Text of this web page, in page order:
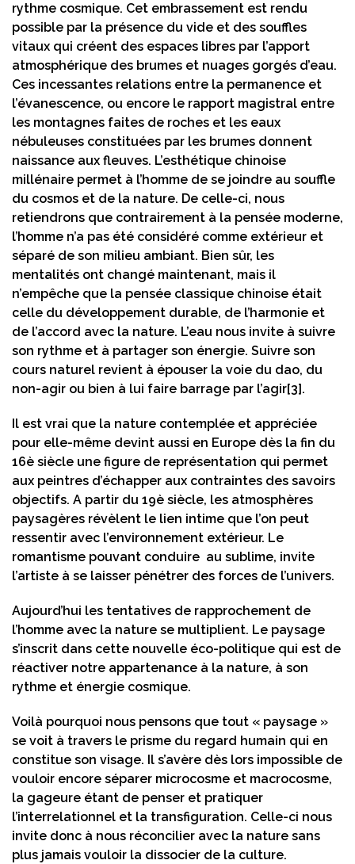
rythme cosmique. Cet embrassement est rendu
possible par la présence du vide et des souffles
vitaux qui créent des espaces libres par l’apport
atmosphérique des brumes et nuages gorgés d’eau.
Ces incessantes relations entre la permanence et
l’évanescence, ou encore le rapport magistral entre
les montagnes faites de roches et les eaux
nébuleuses constituées par les brumes donnent
naissance aux fleuves. L’esthétique chinoise
millénaire permet à l’homme de se joindre au souffle
du cosmos et de la nature. De celle-ci, nous
retiendrons que contrairement à la pensée moderne,
l’homme n’a pas été considéré comme extérieur et
séparé de son milieu ambiant. Bien sûr, les
mentalités ont changé maintenant, mais il
n’empêche que la pensée classique chinoise était
celle du développement durable, de l’harmonie et
de l’accord avec la nature. L’eau nous invite à suivre
son rythme et à partager son énergie. Suivre son
cours naturel revient à épouser la voie du dao, du
non-agir ou bien à lui faire barrage par l’agir[3] .
Il est vrai que la nature contemplée et appréciée
pour elle-même devint aussi en Europe dès la fin du
16è siècle une figure de représentation qui permet
aux peintres d’échapper aux contraintes des savoirs
objectifs. A partir du 19è siècle, les atmosphères
paysagères révèlent le lien intime que l’on peut
ressentir avec l’environnement extérieur. Le
romantisme pouvant conduire au sublime, invite
l’artiste à se laisser pénétrer des forces de l’univers.
Aujourd’hui les tentatives de rapprochement de
l’homme avec la nature se multiplient. Le paysage
s’inscrit dans cette nouvelle éco-politique qui est de
réactiver notre appartenance à la nature, à son
rythme et énergie cosmique.
Voilà pourquoi nous pensons que tout « paysage »
se voit à travers le prisme du regard humain qui en
constitue son visage. Il s’avère dès lors impossible de
vouloir encore séparer microcosme et macrocosme,
la gageure étant de penser et pratiquer
l’interrelationnel et la transfiguration. Celle-ci nous
invite donc à nous réconcilier avec la nature sans
plus jamais vouloir la dissocier de la culture.